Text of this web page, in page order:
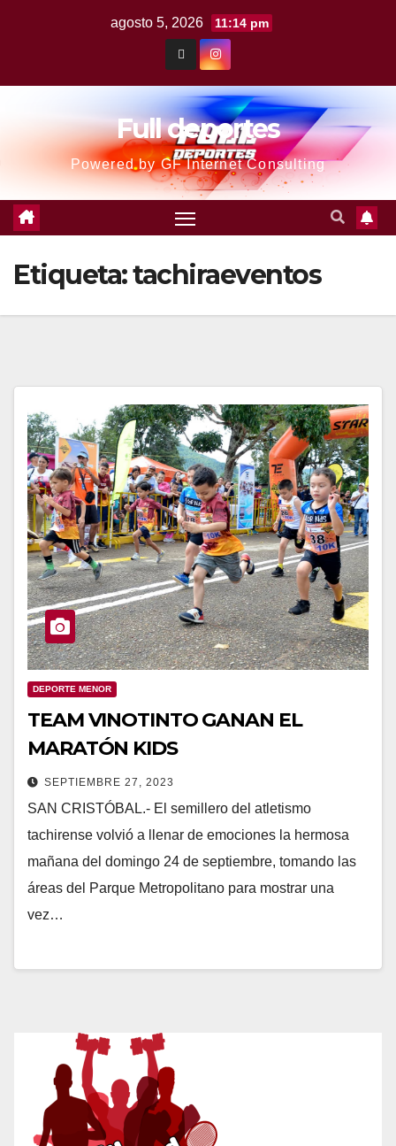
agosto 5, 2026 11:14 pm
Full deportes
Powered by GF Internet Consulting
Etiqueta:tachiraeventos
DEPORTE MENOR
TEAM VINOTINTO GANAN EL
MARATÓN KIDS
SEPTIEMBRE 27, 2023
SAN CRISTÓBAL.- El semillero del atletismo
tachirense volvió a llenar de emociones la hermosa
mañana del domingo 24 de septiembre, tomando las
áreas del Parque Metropolitano para mostrar una
vez…